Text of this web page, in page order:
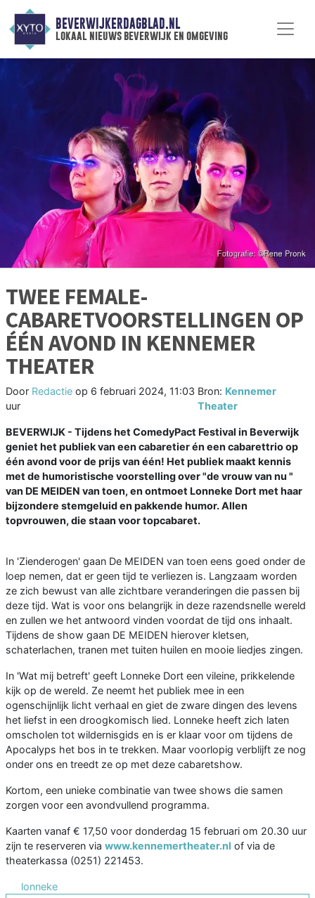
BEVERWIJKERDAGBLAD.NL
lokaal nieuws beverwijk en omgeving
TWEE FEMALE-
CABARETVOORSTELLINGEN OP
ÉÉN AVOND IN KENNEMER
THEATER
Door Redactie op 6 februari 2024, 11:03
uur
Bron: Kennemer
Theater
BEVERWIJK - Tijdens het ComedyPact Festival in Beverwijk
geniet het publiek van een cabaretier én een cabarettrio op
één avond voor de prijs van één! Het publiek maakt kennis
met de humoristische voorstelling over "de vrouw van nu "
van DE MEIDEN van toen, en ontmoet Lonneke Dort met haar
bijzondere stemgeluid en pakkende humor. Allen
topvrouwen, die staan voor topcabaret.
In 'Zienderogen' gaan De MEIDEN van toen eens goed onder de
loep nemen, dat er geen tijd te verliezen is. Langzaam worden
ze zich bewust van alle zichtbare veranderingen die passen bij
deze tijd. Wat is voor ons belangrijk in deze razendsnelle wereld
en zullen we het antwoord vinden voordat de tijd ons inhaalt.
Tijdens de show gaan DE MEIDEN hierover kletsen,
schaterlachen, tranen met tuiten huilen en mooie liedjes zingen.
In 'Wat mij betreft' geeft Lonneke Dort een vileine, prikkelende
kijk op de wereld. Ze neemt het publiek mee in een
ogenschijnlijk licht verhaal en giet de zware dingen des levens
het liefst in een droogkomisch lied. Lonneke heeft zich laten
omscholen tot wildernisgids en is er klaar voor om tijdens de
Apocalyps het bos in te trekken. Maar voorlopig verblijft ze nog
onder ons en treedt ze op met deze cabaretshow.
Kortom, een unieke combinatie van twee shows die samen
zorgen voor een avondvullend programma.
Kaarten vanaf € 17,50 voor donderdag 15 februari om 20.30 uur
zijn te reserveren via www.kennemertheater.nl of via de
theaterkassa (0251) 221453.
lonneke